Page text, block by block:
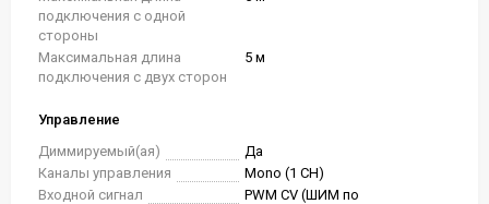
подключения с одной
стороны
Максимальная длина
подключения с двух сторон
5 м
Управление
Диммируемый(ая)
Да
Каналы управления
Mono (1 CH)
Входной сигнал
PWM СV (ШИМ по